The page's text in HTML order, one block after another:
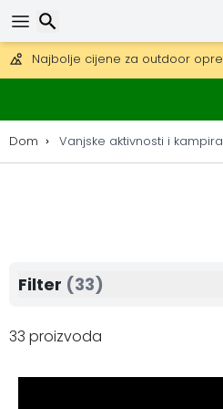
Mogućnost slanja DHL Expressom
30 dana za povrat, 90 dana za
Najbolje cijene za outdoor
Dom Vanjske aktivnosti i
33 proizvoda
Filter (33)